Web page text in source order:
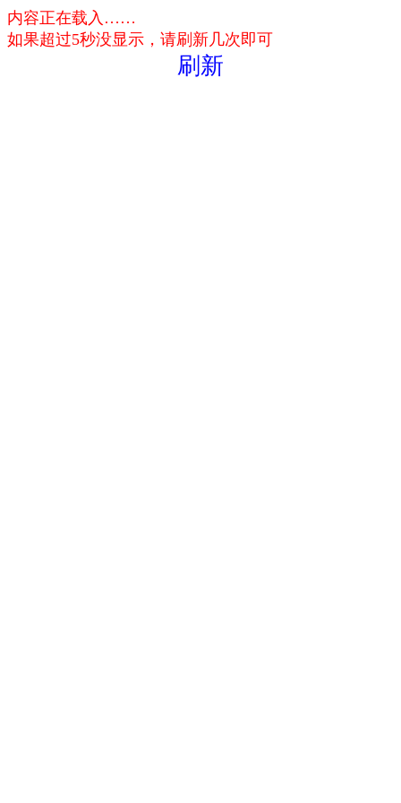
内容正在载入……
如果超过5秒没显示，请刷新几次即可
刷新